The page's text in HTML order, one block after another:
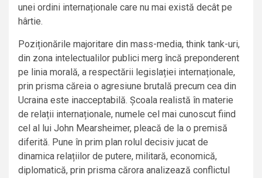
unei ordini internaționale care nu mai există decât pe
hârtie.
Poziționările majoritare din mass-media, think tank-uri,
din zona intelectualilor publici merg încă preponderent
pe linia morală, a respectării legislației internaționale,
prin prisma căreia o agresiune brutală precum cea din
Ucraina este inacceptabilă. Școala realistă în materie
de relații internaționale, numele cel mai cunoscut fiind
cel al lui John Mearsheimer, pleacă de la o premisă
diferită. Pune în prim plan rolul decisiv jucat de
dinamica relațiilor de putere, militară, economică,
diplomatică, prin prisma cărora analizează conflictul